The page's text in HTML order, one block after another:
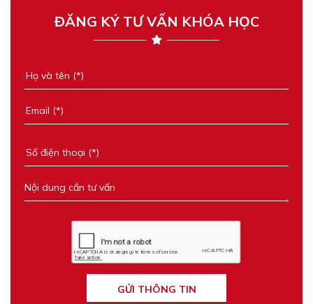
ĐĂNG KÝ TƯ VẤN KHÓA HỌC
GỬI THÔNG TIN